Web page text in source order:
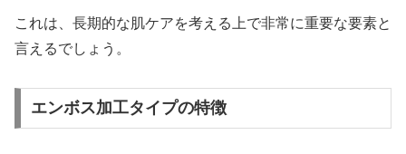
これは、長期的な肌ケアを考える上で非常に重要な要素と
言えるでしょう。
エンボス加工タイプの特徴